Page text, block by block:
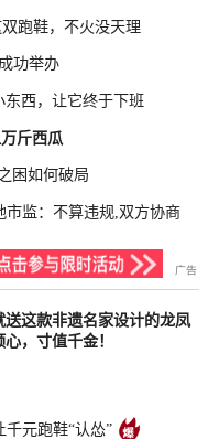
跑鞋，不火没天理
功举办
东西，让它终于下班
斤西瓜
困如何破局
市监：不算违规,双方协商
送这款非遗名家设计的龙凤
，寸值千金！
元跑鞋“认怂”